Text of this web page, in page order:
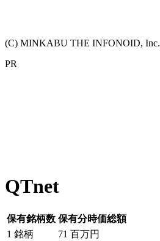
(C) MINKABU THE INFONOID, Inc.
PR
QTnet
保有銘柄数 保有分時価総額
1 銘柄 71 百万円